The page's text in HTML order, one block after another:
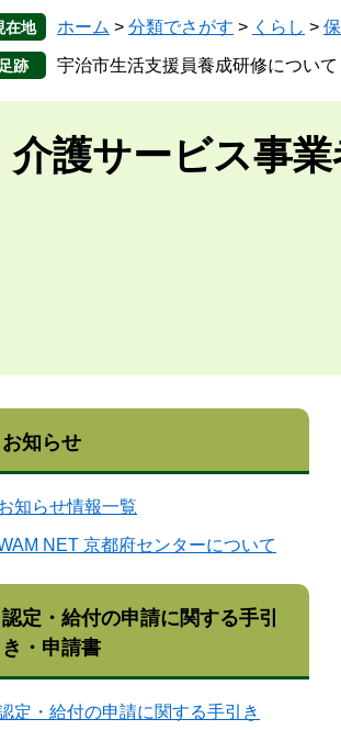
在地 ホーム > 分類でさがす > くらし >
宇治市生活支援員養成研修について
介護サービス事
お知らせ
知らせ情報一覧
NET 京都府センターについて
認定・給付の申請に関する手引
き・申請書
定・給付の申請に関する手引き